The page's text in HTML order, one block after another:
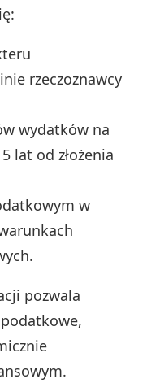
rzeczoznawcy
wydatków na
lat od złożenia
w
pozwala